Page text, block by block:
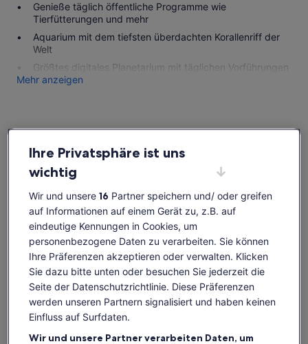
Genieße täglich öffentliche Programme wie
Tierfütterungen und mehr
Aquarium mit dem tiefsten überdachten Korallenriff der
Welt
Größtes digitales Planetarium mit täglichen Vorführungen
Mehr anzeigen
Daten
Do., 6. Aug.
48 €
Fr., 7. Aug.
48 €
Sa., 8. Aug.
48 €
So., 9. Aug.
48 €
Der
Preis
beträgt
42 €
pro
Erw.
42 €
inkl. Steuern & Gebühren
pro Erw.
Tickets anzeigen
Einige Inhalte dieser Seite wurden möglicherweise
maschinell übersetzt
Originaltext anzeigen (Englisch)
Feedback zu dieser Übersetzung gebenWird
in
einem
geöffnet
Das ist im Preis enthalten
Reguläre Eintrittskarte einschließlich Eintritt für alle
Ihre Privatsphäre ist uns
wichtig
Wir und unsere 16 Partner speichern und/ oder greifen
auf Informationen auf einem Gerät zu, z.B. auf
eindeutige Kennungen in Cookies, um
personenbezogene Daten zu verarbeiten. Sie können
Ihre Präferenzen akzeptieren oder verwalten. Klicken
Sie dazu bitte unten oder besuchen Sie jederzeit die
Seite der Datenschutzrichtlinie. Diese Präferenzen
werden unseren Partnern signalisiert und haben keinen
Einfluss auf Surfdaten.
Wir und unsere Partner verarbeiten Daten, um